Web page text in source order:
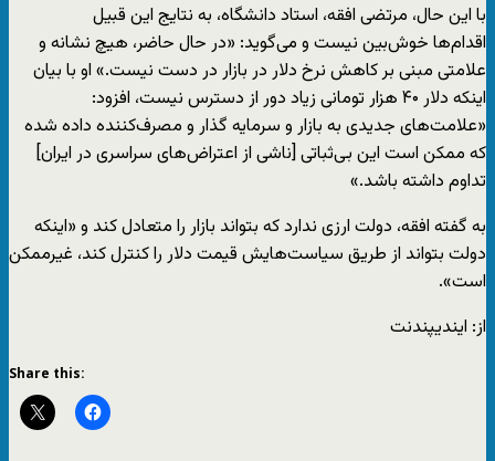
با این حال، مرتضی افقه، استاد دانشگاه، به نتایج این قبیل
اقدام‌ها خوش‌بین نیست و می‌گوید: «در حال حاضر، هیچ نشانه و
علامتی مبنی بر کاهش نرخ دلار در بازار در دست نیست.» او با بیان
اینکه دلار ۴۰ هزار تومانی زیاد دور از دسترس نیست، افزود:
«علامت‌های جدیدی به بازار و سرمایه گذار و مصرف‌کننده داده شده
که ممکن است این بی‌ثباتی [ناشی از اعتراض‌های سراسری در ایران]
تداوم داشته باشد.»
به گفته افقه، دولت ارزی ندارد که بتواند بازار را متعادل کند و «اینکه
دولت بتواند از طریق سیاست‌هایش قیمت دلار را کنترل کند، غیرممکن
است».
از: ایندیپندنت
Share this: